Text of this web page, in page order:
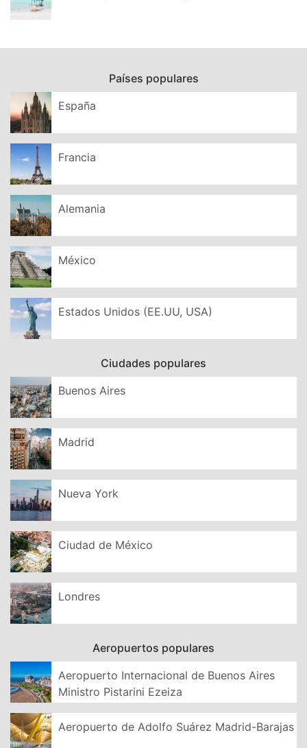
Países populares
España
Francia
Alemania
México
Estados Unidos (EE.UU, USA)
Ciudades populares
Buenos Aires
Madrid
Nueva York
Ciudad de México
Londres
Aeropuertos populares
Aeropuerto Internacional de Buenos Aires
Ministro Pistarini Ezeiza
Aeropuerto de Adolfo Suárez Madrid-Barajas